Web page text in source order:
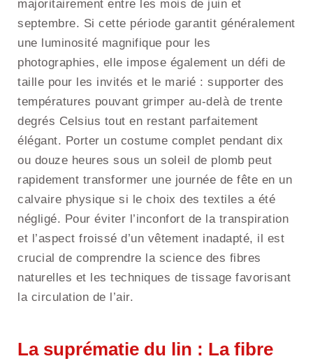
majoritairement entre les mois de juin et
septembre. Si cette période garantit généralement
une luminosité magnifique pour les
photographies, elle impose également un défi de
taille pour les invités et le marié : supporter des
températures pouvant grimper au-delà de trente
degrés Celsius tout en restant parfaitement
élégant. Porter un costume complet pendant dix
ou douze heures sous un soleil de plomb peut
rapidement transformer une journée de fête en un
calvaire physique si le choix des textiles a été
négligé. Pour éviter l’inconfort de la transpiration
et l’aspect froissé d’un vêtement inadapté, il est
crucial de comprendre la science des fibres
naturelles et les techniques de tissage favorisant
la circulation de l’air.
La suprématie du lin : La fibre